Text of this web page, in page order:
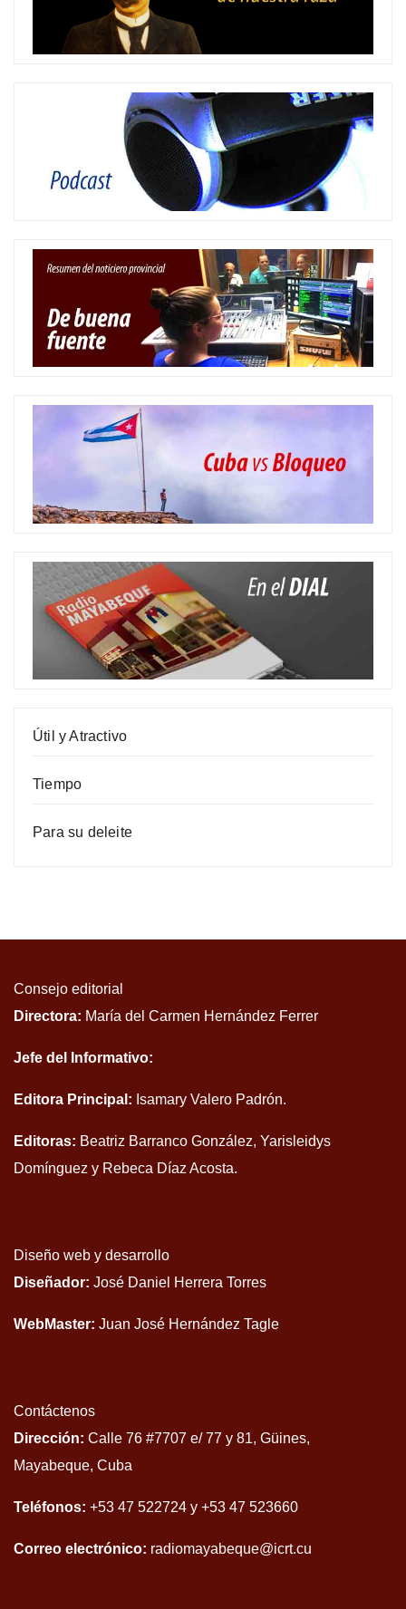
Útil y Atractivo
Tiempo
Para su deleite
Consejo editorial
Directora: María del Carmen Hernández Ferrer
Jefe del Informativo:
Editora Principal: Isamary Valero Padrón.
Editoras: Beatriz Barranco González, Yarisleidys
Domínguez y Rebeca Díaz Acosta.
Diseño web y desarrollo
Diseñador: José Daniel Herrera Torres
WebMaster: Juan José Hernández Tagle
Contáctenos
Dirección: Calle 76 #7707 e/ 77 y 81, Güines,
Mayabeque, Cuba
Teléfonos: +53 47 522724 y +53 47 523660
Correo electrónico: radiomayabeque@icrt.cu